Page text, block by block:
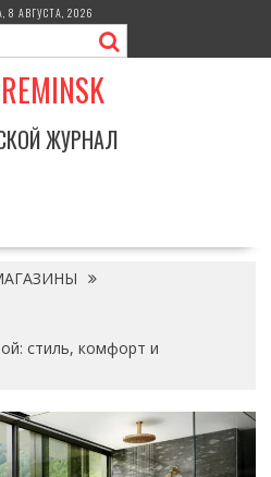
8 АВГУСТА, 2026
ЖУРНАЛ
стиль, комфорт и